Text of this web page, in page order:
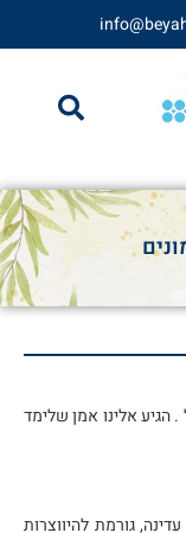
הגיע אלינו אמן שלימד
גורמת להיווצרות